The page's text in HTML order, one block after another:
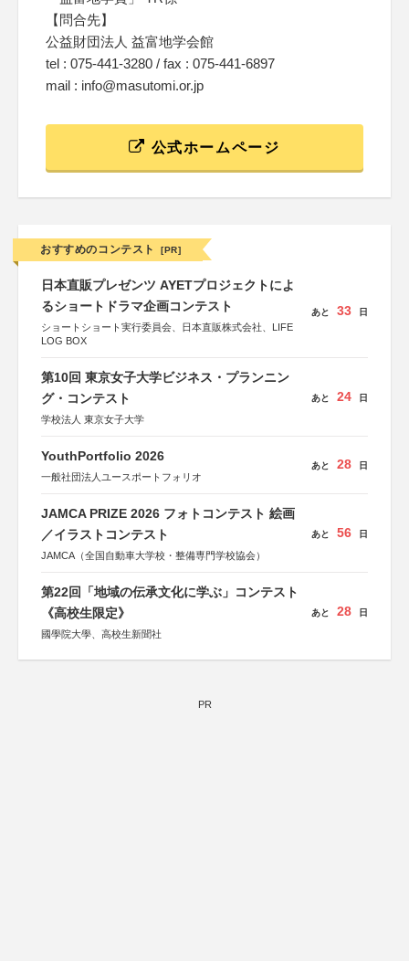
【問合先】
公益財団法人 益富地学会館
tel : 075-441-3280 / fax : 075-441-6897
mail : info@masutomi.or.jp
公式ホームページ
おすすめのコンテスト [PR]
日本直販プレゼンツ AYETプロジェクトによ
るショートドラマ企画コンテスト
ショートショート実行委員会、日本直販株式会社、LIFE
LOG BOX
あと 33 日
第10回 東京女子大学ビジネス・プランニン
グ・コンテスト
学校法人 東京女子大学
あと 24 日
YouthPortfolio 2026
一般社団法人ユースポートフォリオ
あと 28 日
JAMCA PRIZE 2026 フォトコンテスト 絵画
／イラストコンテスト
JAMCA（全国自動車大学校・整備専門学校協会）
あと 56 日
第22回「地域の伝承文化に学ぶ」コンテスト
《高校生限定》
國學院大學、高校生新聞社
あと 28 日
PR